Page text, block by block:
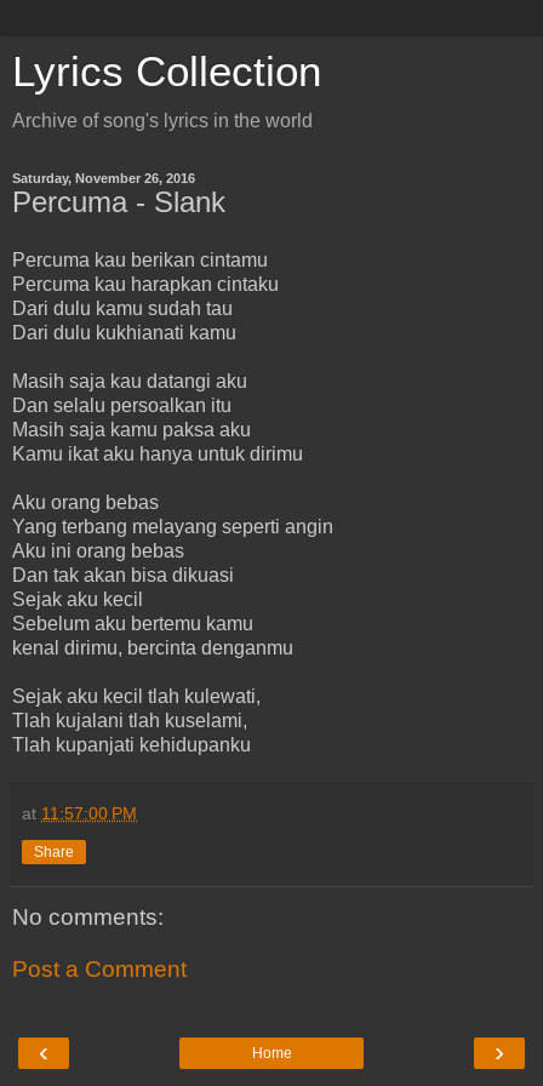
Lyrics Collection
Archive of song's lyrics in the world
Saturday, November 26, 2016
Percuma - Slank
Percuma kau berikan cintamu
Percuma kau harapkan cintaku
Dari dulu kamu sudah tau
Dari dulu kukhianati kamu
Masih saja kau datangi aku
Dan selalu persoalkan itu
Masih saja kamu paksa aku
Kamu ikat aku hanya untuk dirimu
Aku orang bebas
Yang terbang melayang seperti angin
Aku ini orang bebas
Dan tak akan bisa dikuasi
Sejak aku kecil
Sebelum aku bertemu kamu
kenal dirimu, bercinta denganmu
Sejak aku kecil tlah kulewati,
Tlah kujalani tlah kuselami,
Tlah kupanjati kehidupanku
at 11:57:00 PM
Share
No comments:
Post a Comment
‹ ›
Home